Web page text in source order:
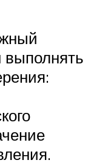
выполнять